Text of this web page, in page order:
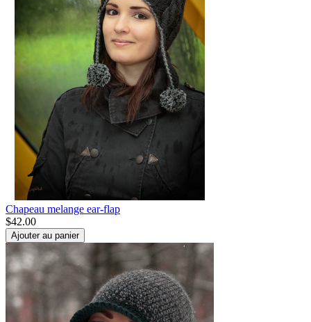
Chapeau melange ear-flap
$42.00
Ajouter au panier